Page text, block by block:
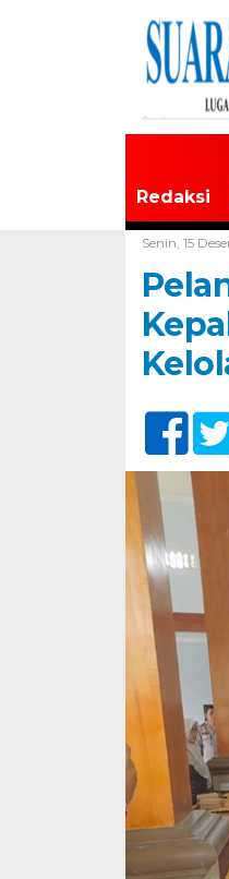
Redaksi
Senin, 15